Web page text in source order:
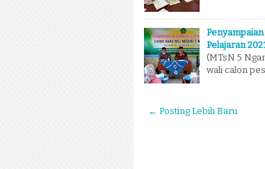
Pelajaran
(MTsN 5
wali calon
← Posting Lebih Baru